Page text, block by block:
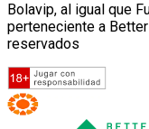
Bolavip, al igual que
perteneciente a
reservados